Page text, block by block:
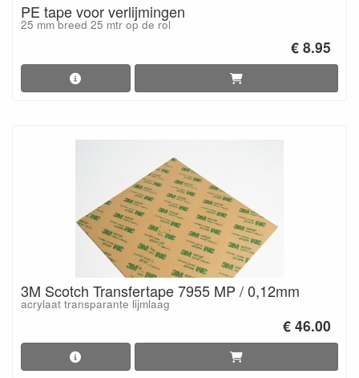
PE tape voor verlijmingen
25 mm breed 25 mtr op de rol
€ 8.95
3M Scotch Transfertape 7955 MP / 0,12mm
acrylaat transparante lijmlaag
€ 46.00